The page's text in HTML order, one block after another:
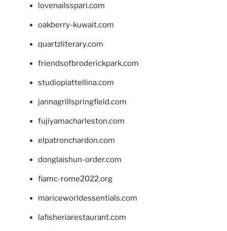
lovenailsspari.com
oakberry-kuwait.com
quartzliterary.com
friendsofbroderickpark.com
studiopiattellina.com
jannagrillspringfield.com
fujiyamacharleston.com
elpatronchardon.com
donglaishun-order.com
fiamc-rome2022.org
mariceworldessentials.com
lafisheriarestaurant.com